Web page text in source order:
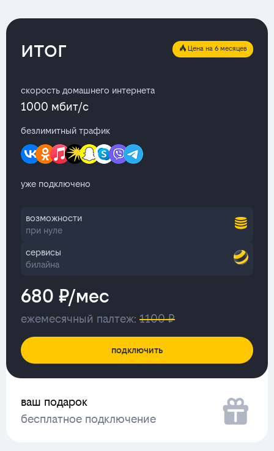
итог Цена на 6 месяцев
скорость домашнего интернета
1000 мбит/с
безлимитный трафик
уже подключено
возможности
при нуле
сервисы
билайна
680 ₽/мес
ежемесячный палтеж: 1100 ₽
подключить
ваш подарок
бесплатное подключение